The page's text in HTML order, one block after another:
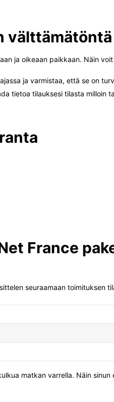
välttämätöntä
ja oikeaan paikkaan. Näin
ja varmistaa, että se on
tietoa tilauksesi tilasta milloin
France
seuraamaan toimituksen
matkan varrella. Näin